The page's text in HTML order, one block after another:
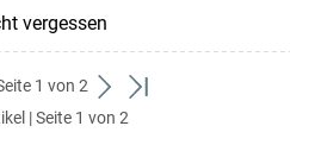
vergessen
1 von 2
weiter
zum
zum
| Seite 1 von 2